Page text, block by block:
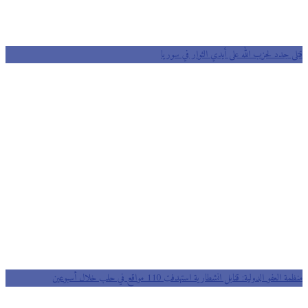
قتلى جدد لحزب الله على أيدي الثوار في سوريا
منظمة العفو الدولية: قنابل انشطارية استهدفت 110 مواقع في حلب خلال أسبوعين